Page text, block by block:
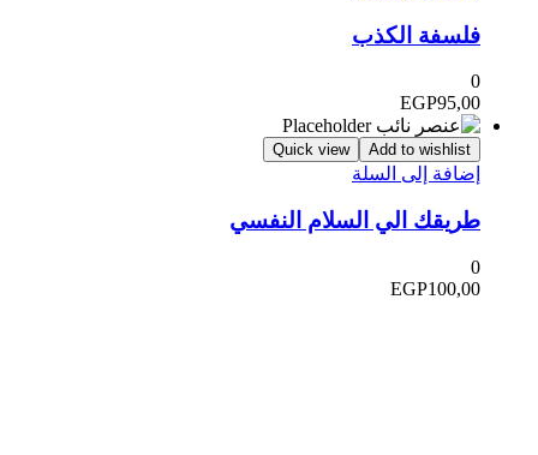
فلسفة الكذب
0
EGP95,00
Add to wishlist
Quick view
إضافة إلى السلة
طريقك الي السلام النفسي
0
EGP100,00